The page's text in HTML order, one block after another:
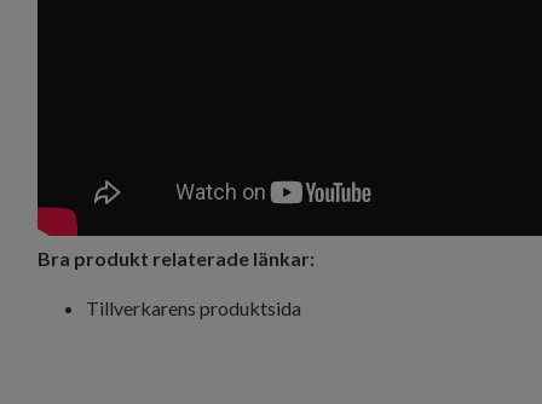
Bra produkt relaterade länkar:
Tillverkarens produktsida